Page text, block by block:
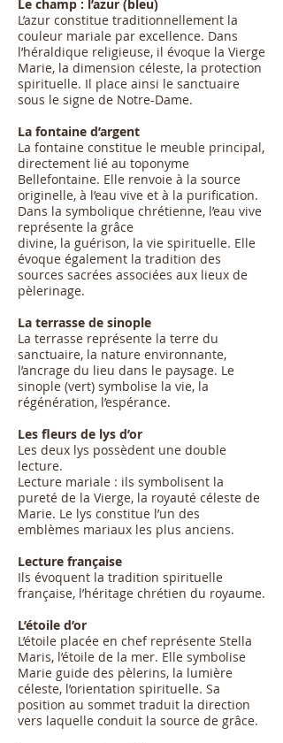
Le champ : l’azur (bleu)
L’azur constitue traditionnellement la
couleur mariale par excellence. Dans
l’héraldique religieuse, il évoque la Vierge
Marie, la dimension céleste, la protection
spirituelle. Il place ainsi le sanctuaire
sous le signe de Notre-Dame.
La fontaine d’argent
La fontaine constitue le meuble principal,
directement lié au toponyme
Bellefontaine. Elle renvoie à la source
originelle, à l’eau vive et à la purification.
Dans la symbolique chrétienne, l’eau vive
représente la grâce
divine, la guérison, la vie spirituelle. Elle
évoque également la tradition des
sources sacrées associées aux lieux de
pèlerinage.
La terrasse de sinople
La terrasse représente la terre du
sanctuaire, la nature environnante,
l’ancrage du lieu dans le paysage. Le
sinople (vert) symbolise la vie, la
régénération, l’espérance.
Les fleurs de lys d’or
Les deux lys possèdent une double
lecture.
Lecture mariale : ils symbolisent la
pureté de la Vierge, la royauté céleste de
Marie. Le lys constitue l’un des
emblèmes mariaux les plus anciens.
Lecture française
Ils évoquent la tradition spirituelle
française, l’héritage chrétien du royaume.
L’étoile d’or
L’étoile placée en chef représente Stella
Maris, l’étoile de la mer. Elle symbolise
Marie guide des pèlerins, la lumière
céleste, l’orientation spirituelle. Sa
position au sommet traduit la direction
vers laquelle conduit la source de grâce.